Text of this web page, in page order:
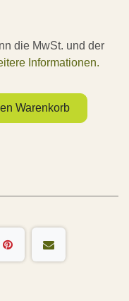
die MwSt. und der
Informationen.
Warenkorb